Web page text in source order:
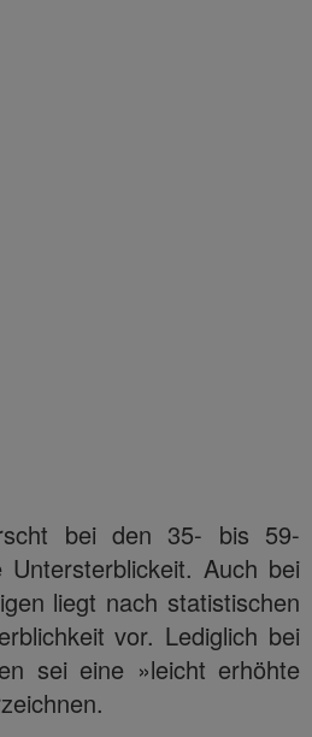
bei den 35- bis 59-
Auch bei
liegt nach statistischen
vor. Lediglich bei
sei eine »leicht erhöhte